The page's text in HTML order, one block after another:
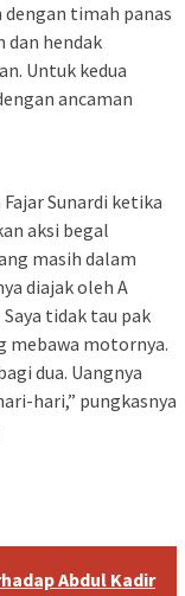
timah panas
dan hendak
Untuk kedua
ancaman
Sunardi ketika
aksi begal
masih dalam
diajak oleh A
tidak tau pak
mebawa motornya.
dua. Uangnya
hari,” pungkasnya
Abdul Kadir